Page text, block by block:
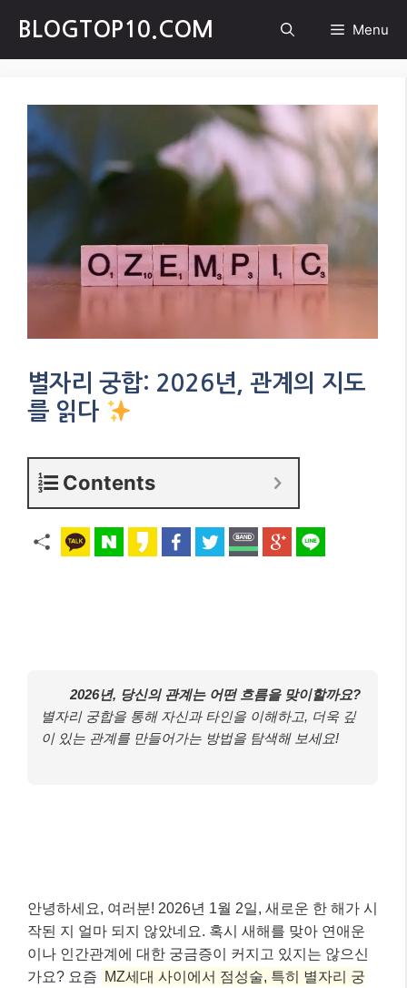
content
BLOGTOP10.COM Menu
별자리 궁합: 2026년, 관계의 지도
를 읽다
Contents
2026년, 당신의 관계는 어떤 흐름을 맞이할까요?
별자리 궁합을 통해 자신과 타인을 이해하고, 더욱 깊
이 있는 관계를 만들어가는 방법을 탐색해 보세요!
안녕하세요, 여러분! 2026년 1월 2일, 새로운 한 해가 시
작된 지 얼마 되지 않았네요. 혹시 새해를 맞아 연애운
이나 인간관계에 대한 궁금증이 커지고 있지는 않으신
가요? 요즘
MZ세대 사이에서 점성술, 특히 별자리 궁